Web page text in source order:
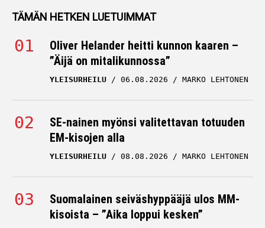
TÄMÄN HETKEN LUETUIMMAT
Oliver Helander heitti kunnon kaaren –
”Äijä on mitalikunnossa”
YLEISURHEILU 06.08.2026 MARKO LEHTONEN
SE-nainen myönsi valitettavan totuuden
EM-kisojen alla
YLEISURHEILU 08.08.2026 MARKO LEHTONEN
Suomalainen seiväshyppääjä ulos MM-
kisoista – ”Aika loppui kesken”